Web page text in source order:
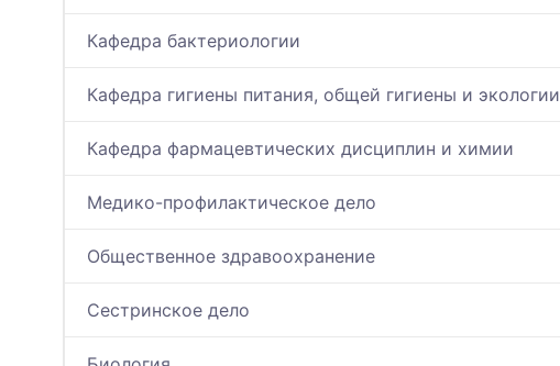
Кафедра бактериологии
Кафедра гигиены питания, общей гигиены и экологии
Кафедра фармацевтических дисциплин и химии
Медико-профилактическое дело
Общественное здравоохранение
Сестринское дело